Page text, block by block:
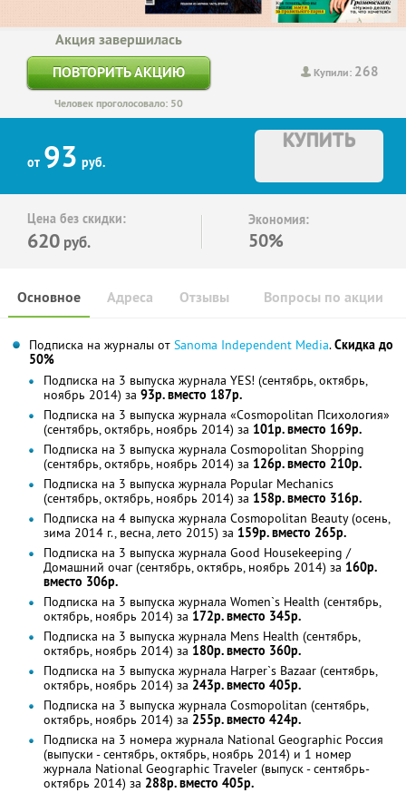
Купили: 268
Акция завершилась
ПОВТОРИТЬ АКЦИЮ
Человек проголосовало: 50
от 93 руб.
КУПИТЬ
Цена без скидки:
620 руб.
Экономия:
50%
Основное Отзывы Вопросы по акции
Адреса
Подписка на журналы от Sanoma Independent Media.Скидка до
50%
Подписка на 3 выпуска журнала YES! (сентябрь, октябрь,
ноябрь 2014) за 93р. вместо 187р.
Подписка на 3 выпуска журнала «Cosmopolitan Психология»
(сентябрь, октябрь, ноябрь 2014) за 101р. вместо 169р.
Подписка на 3 выпуска журнала Cosmopolitan Shopping
(сентябрь, октябрь, ноябрь 2014) за 126р. вместо 210р.
Подписка на 3 выпуска журнала Popular Mechanics
(сентябрь, октябрь, ноябрь 2014) за 158р. вместо 316р.
Подписка на 4 выпуска журнала Cosmopolitan Beauty (осень,
зима 2014 г., весна, лето 2015) за 159р. вместо 265р.
Подписка на 3 выпуска журнала Good Housekeeping /
Домашний очаг (сентябрь, октябрь, ноябрь 2014) за 160р.
вместо 306р.
Подписка на 3 выпуска журнала Women`s Health (сентябрь,
октябрь, ноябрь 2014) за 172р. вместо 345р.
Подписка на 3 выпуска журнала Mens Health (сентябрь,
октябрь, ноябрь 2014) за 180р. вместо 360р.
Подписка на 3 выпуска журнала Harper`s Bazaar (сентябрь,
октябрь, ноябрь 2014) за 243р. вместо 405р.
Подписка на 3 выпуска журнала Cosmopolitan (сентябрь,
октябрь, ноябрь 2014) за 255р. вместо 424р.
Подписка на 3 номера журнала National Geographic Россия
(выпуски - сентябрь, октябрь, ноябрь 2014) и 1 номер
журнала National Geographic Traveler (выпуск - сентябрь-
октябрь 2014) за 288р. вместо 405р.